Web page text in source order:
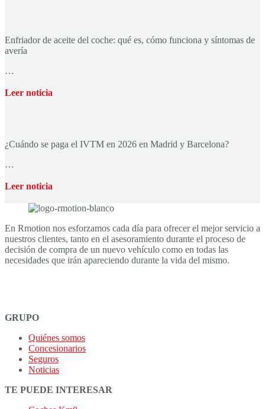
Enfriador de aceite del coche: qué es, cómo funciona y síntomas de
avería
…
Leer noticia
¿Cuándo se paga el IVTM en 2026 en Madrid y Barcelona?
…
Leer noticia
En Rmotion nos esforzamos cada día para ofrecer el mejor servicio a
nuestros clientes, tanto en el asesoramiento durante el proceso de
decisión de compra de un nuevo vehículo como en todas las
necesidades que irán apareciendo durante la vida del mismo.
GRUPO
Quiénes somos
Concesionarios
Seguros
Noticias
TE PUEDE INTERESAR